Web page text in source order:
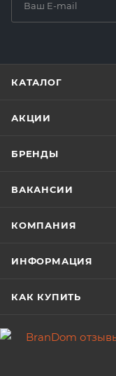
КАТАЛОГ
АКЦИИ
БРЕНДЫ
ВАКАНСИИ
КОМПАНИЯ
ИНФОРМАЦИЯ
КАК КУПИТЬ